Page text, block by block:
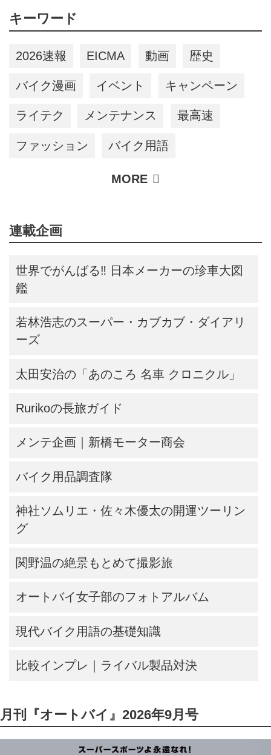
キーワード
2026速報 EICMA 動画 歴史
バイク漫画 イベント キャンペーン
ライテク メンテナンス 最高速
ファッション バイク用語
連載企画
世界でがんばる‼ 日本メーカーの珍車大図
鑑
若林浩志のスーパー・カブカブ・ダイアリ
ーズ
太田安治の「あのころ 名車 クロニクル」
Rurikoの長旅ガイド
メンテ企画｜新橋モーター商会
バイク用品調査隊
神社ソムリエ・佐々木優太の開運ツーリン
グ
関野温の絶景もとめて撮影旅
オートバイ女子部のフォトアルバム
現代バイク用語の基礎知識
比較インプレ｜ライバル製品対決
月刊『オートバイ』2026年9月号